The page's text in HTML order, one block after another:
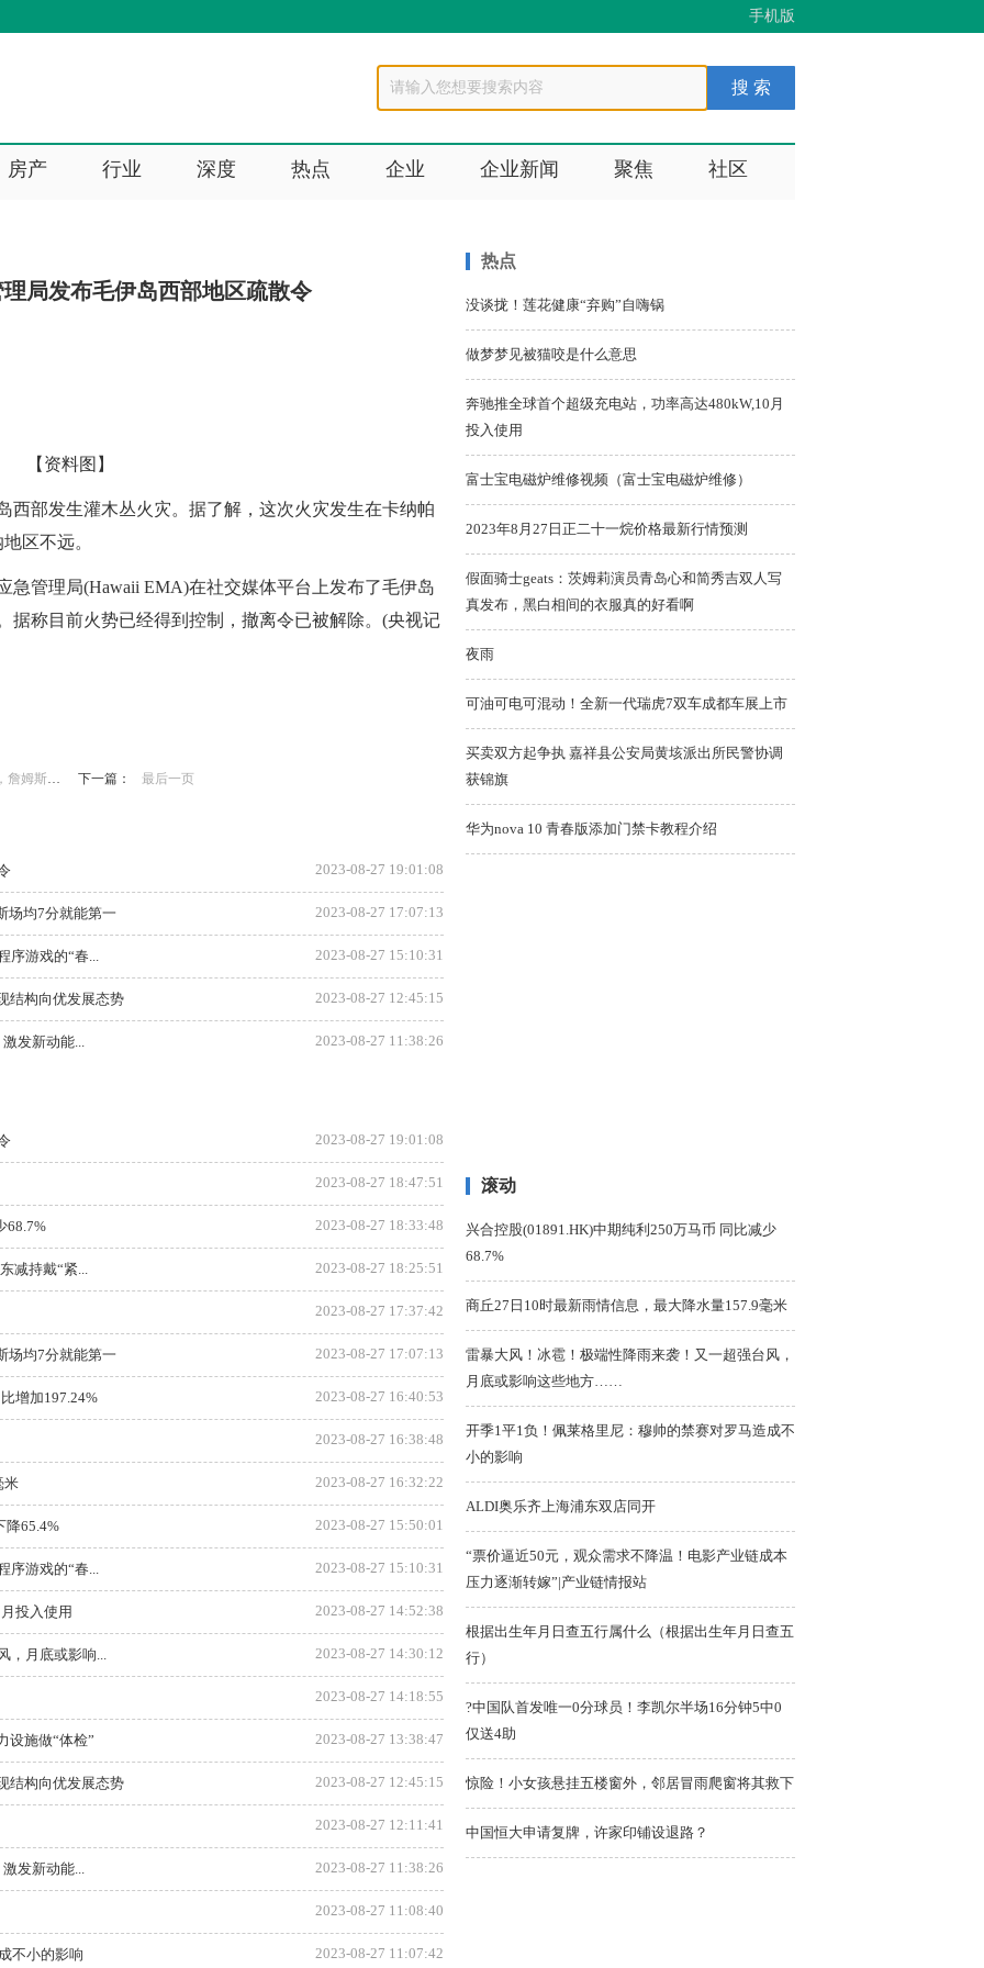
手机版
房产 行业 深度 热点 企业 企业新闻 聚焦 社区
局发布毛伊岛西部地区疏散令
【资料图】
西部发生灌木丛火灾。据了解，这次火灾发生在卡纳帕
区不远。
急管理局(Hawaii EMA)在社交媒体平台上发布了毛伊岛
据称目前火势已经得到控制，撤离令已被解除。(央视记
就能第一 下一篇： 最后一页
2023-08-27 19:01:08
场均7分就能第一 2023-08-27 17:07:13
游戏的“春... 2023-08-27 15:10:31
结构向优发展态势 2023-08-27 12:45:15
发新动能... 2023-08-27 11:38:26
2023-08-27 19:01:08
2023-08-27 18:47:51
68.7% 2023-08-27 18:33:48
减持戴“紧... 2023-08-27 18:25:51
2023-08-27 17:37:42
场均7分就能第一 2023-08-27 17:07:13
增加197.24% 2023-08-27 16:40:53
2023-08-27 16:38:48
米 2023-08-27 16:32:22
降65.4% 2023-08-27 15:50:01
游戏的“春... 2023-08-27 15:10:31
投入使用 2023-08-27 14:52:38
月底或影响... 2023-08-27 14:30:12
2023-08-27 14:18:55
设施做“体检” 2023-08-27 13:38:47
结构向优发展态势 2023-08-27 12:45:15
2023-08-27 12:11:41
发新动能... 2023-08-27 11:38:26
2023-08-27 11:08:40
不小的影响 2023-08-27 11:07:42
热点
没谈拢！莲花健康“弃购”自嗨锅
做梦梦见被猫咬是什么意思
奔驰推全球首个超级充电站，功率高达480kW,10月
投入使用
富士宝电磁炉维修视频（富士宝电磁炉维修）
2023年8月27日正二十一烷价格最新行情预测
假面骑士geats：茨姆莉演员青岛心和简秀吉双人写
真发布，黑白相间的衣服真的好看啊
夜雨
可油可电可混动！全新一代瑞虎7双车成都车展上市
买卖双方起争执 嘉祥县公安局黄垓派出所民警协调
获锦旗
华为nova 10 青春版添加门禁卡教程介绍
滚动
兴合控股(01891.HK)中期纯利250万马币 同比减少
68.7%
商丘27日10时最新雨情信息，最大降水量157.9毫米
雷暴大风！冰雹！极端性降雨来袭！又一超强台风，
月底或影响这些地方……
开季1平1负！佩莱格里尼：穆帅的禁赛对罗马造成不
小的影响
ALDI奥乐齐上海浦东双店同开
“票价逼近50元，观众需求不降温！电影产业链成本
压力逐渐转嫁”|产业链情报站
根据出生年月日查五行属什么（根据出生年月日查五
行）
?中国队首发唯一0分球员！李凯尔半场16分钟5中0
仅送4助
惊险！小女孩悬挂五楼窗外，邻居冒雨爬窗将其救下
中国恒大申请复牌，许家印铺设退路？